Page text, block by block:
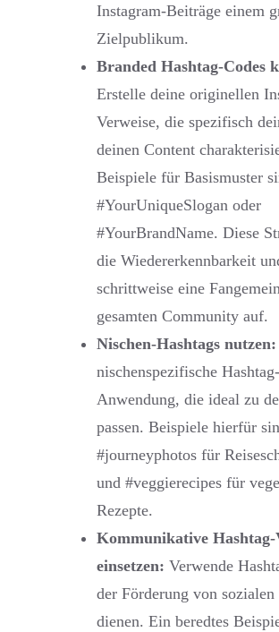
Instagram-Beiträge einem
Zielpublikum.
Branded Hashtag-Codes
Erstelle deine originellen
Verweise, die spezifisch
deinen Content
Beispiele für Basismuster
#YourUniqueSlogan oder
#YourBrandName. Diese
die Wiedererkennbarkeit
schrittweise eine
gesamten Community auf.
Nischen-Hashtags nutzen:
nischenspezifische
Anwendung, die ideal zu
passen. Beispiele hierfür
#journeyphotos für
und #veggierecipes für
Rezepte.
Kommunikative Hashtag-
einsetzen: Verwende
der Förderung von
dienen. Ein beredtes